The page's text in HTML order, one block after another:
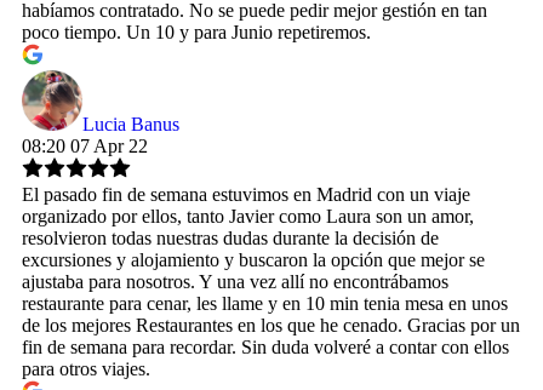
habíamos contratado. No se puede pedir mejor gestión en tan
poco tiempo. Un 10 y para Junio repetiremos.
Lucia Banus
08:20 07 Apr 22
El pasado fin de semana estuvimos en Madrid con un viaje
organizado por ellos, tanto Javier como Laura son un amor,
resolvieron todas nuestras dudas durante la decisión de
excursiones y alojamiento y buscaron la opción que mejor se
ajustaba para nosotros. Y una vez allí no encontrábamos
restaurante para cenar, les llame y en 10 min tenia mesa en unos
de los mejores Restaurantes en los que he cenado. Gracias por un
fin de semana para recordar. Sin duda volveré a contar con ellos
para otros viajes.